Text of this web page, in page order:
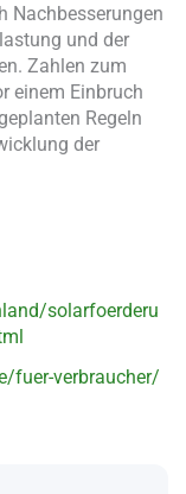
Nachbesserungen
und der
Zahlen zum
einem Einbruch
Regeln
der
solarfoerderu
fuer-verbraucher/